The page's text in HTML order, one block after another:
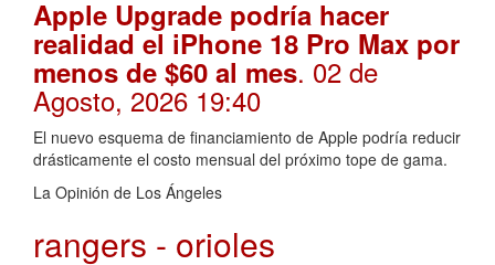
Apple Upgrade podría hacer
realidad el iPhone 18 Pro Max por
menos de $60 al mes. 02 de
Agosto, 2026 19:40
El nuevo esquema de financiamiento de Apple podría reducir
drásticamente el costo mensual del próximo tope de gama.
La Opinión de Los Ángeles
rangers - orioles